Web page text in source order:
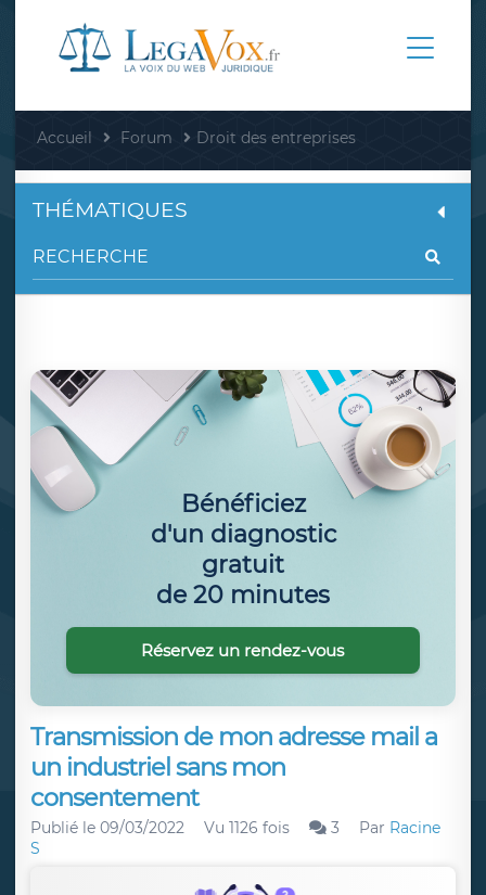
Accueil Forum Droit des entreprises
Transmission de mon adresse mail a
un industriel sans mon
consentement
Publié le 09/03/2022 Vu 1126 fois 3 Par Racine
S
THÉMATIQUES
Bénéficiez
d'un diagnostic
gratuit
de 20 minutes
Réservez un rendez-vous